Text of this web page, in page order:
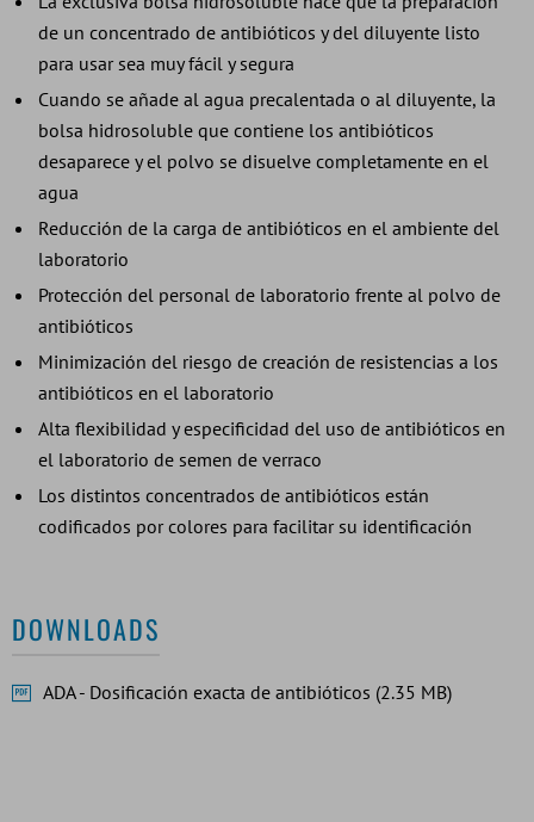
de un concentrado de antibióticos y del diluyente listo
para usar sea muy fácil y segura
Cuando se añade al agua precalentada o al diluyente, la
bolsa hidrosoluble que contiene los antibióticos
desaparece y el polvo se disuelve completamente en el
agua
Reducción de la carga de antibióticos en el ambiente del
laboratorio
Protección del personal de laboratorio frente al polvo de
antibióticos
Minimización del riesgo de creación de resistencias a los
antibióticos en el laboratorio
Alta flexibilidad y especificidad del uso de antibióticos en
el laboratorio de semen de verraco
Los distintos concentrados de antibióticos están
codificados por colores para facilitar su identificación
DOWNLOADS
ADA - Dosificación exacta de antibióticos (2.35 MB)